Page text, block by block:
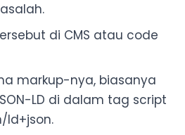
di CMS atau code
markup-nya, biasanya
LD di dalam tag script
ld+json.